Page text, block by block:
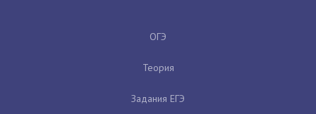
ОГЭ
Теория
Задания ЕГЭ